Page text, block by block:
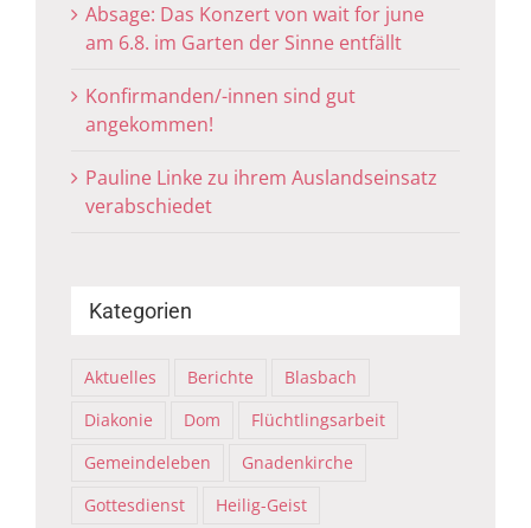
Absage: Das Konzert von wait for june
am 6.8. im Garten der Sinne entfällt
Konfirmanden/-innen sind gut
angekommen!
Pauline Linke zu ihrem Auslandseinsatz
verabschiedet
Kategorien
Aktuelles Berichte
Blasbach
Diakonie
Dom
Flüchtlingsarbeit
Gemeindeleben
Gnadenkirche
Gottesdienst
Heilig-Geist